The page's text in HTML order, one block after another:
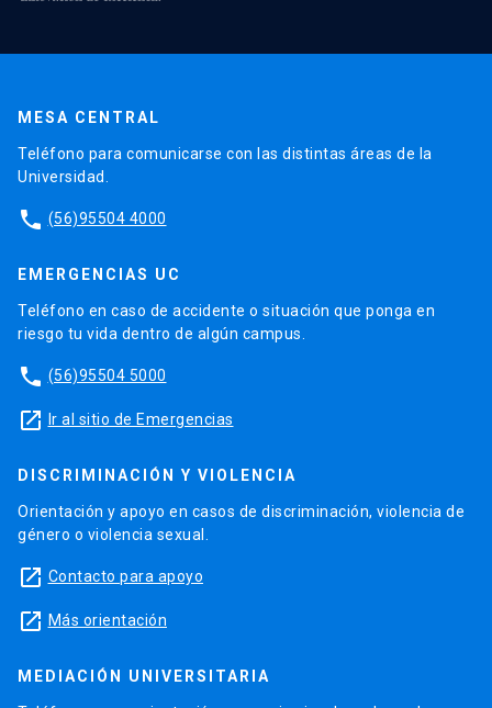
MESA CENTRAL
Teléfono para comunicarse con las distintas áreas de la
Universidad.
phone (56)95504 4000
EMERGENCIAS UC
Teléfono en caso de accidente o situación que ponga en
riesgo tu vida dentro de algún campus.
phone (56)95504 5000
launch Ir al sitio de Emergencias
DISCRIMINACIÓN Y VIOLENCIA
Orientación y apoyo en casos de discriminación, violencia de
género o violencia sexual.
launch Contacto para apoyo
launch Más orientación
MEDIACIÓN UNIVERSITARIA